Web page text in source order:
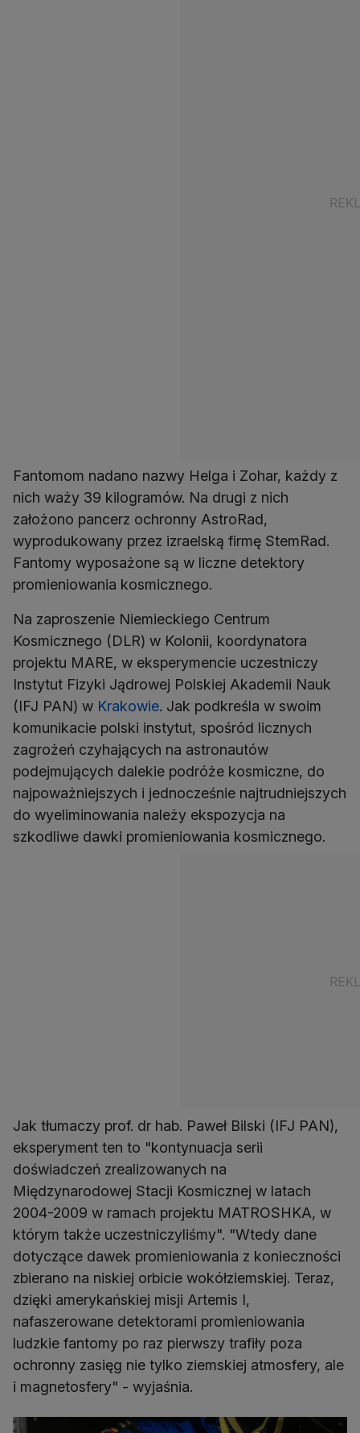
Fantomom nadano nazwy Helga i Zohar, każdy z
nich waży 39 kilogramów. Na drugi z nich
założono pancerz ochronny AstroRad,
wyprodukowany przez izraelską firmę StemRad.
Fantomy wyposażone są w liczne detektory
promieniowania kosmicznego.
Na zaproszenie Niemieckiego Centrum
Kosmicznego (DLR) w Kolonii, koordynatora
projektu MARE, w eksperymencie uczestniczy
Instytut Fizyki Jądrowej Polskiej Akademii Nauk
(IFJ PAN) w Krakowie. Jak podkreśla w swoim
komunikacie polski instytut, spośród licznych
zagrożeń czyhających na astronautów
podejmujących dalekie podróże kosmiczne, do
najpoważniejszych i jednocześnie najtrudniejszych
do wyeliminowania należy ekspozycja na
szkodliwe dawki promieniowania kosmicznego.
Jak tłumaczy prof. dr hab. Paweł Bilski (IFJ PAN),
eksperyment ten to "kontynuacja serii
doświadczeń zrealizowanych na
Międzynarodowej Stacji Kosmicznej w latach
2004-2009 w ramach projektu MATROSHKA, w
którym także uczestniczyliśmy". "Wtedy dane
dotyczące dawek promieniowania z konieczności
zbierano na niskiej orbicie wokółziemskiej. Teraz,
dzięki amerykańskiej misji Artemis I,
nafaszerowane detektorami promieniowania
ludzkie fantomy po raz pierwszy trafiły poza
ochronny zasięg nie tylko ziemskiej atmosfery, ale
i magnetosfery" - wyjaśnia.